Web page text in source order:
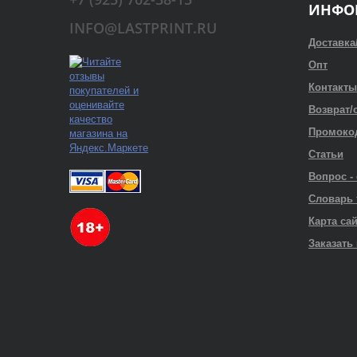
INFO@LASTPRINT.RU
Опт
Контакты
Статьи
Вопрос -
Словарь
Карта